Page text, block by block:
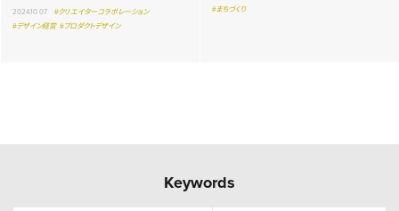
2024.10.07
#クリエイターコラボレーション
#デザイン経営 #プロダクトデザイン
#まちづくり
Keywords